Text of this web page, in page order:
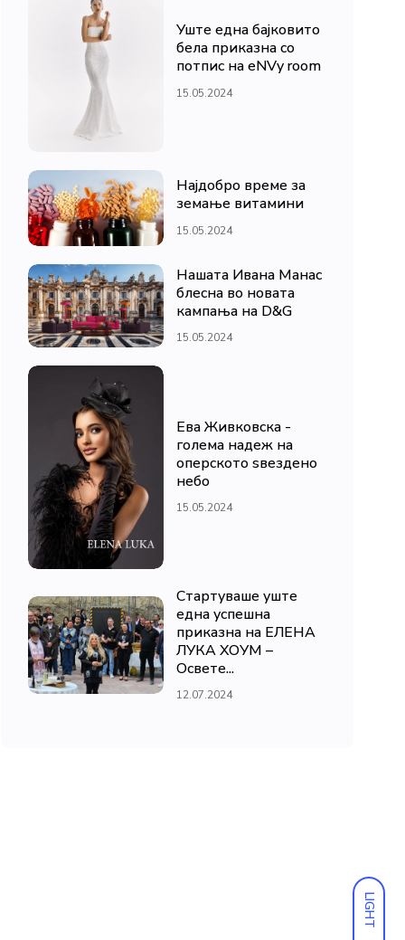
LIGHT
Уште една бајковито
бела приказна со
потпис на eNVy room
15.05.2024
Најдобро време за
земање витамини
15.05.2024
Нашата Ивана Манас
блесна во новата
кампања на D&G
15.05.2024
Ева Живковска -
голема надеж на
оперското ѕвездено
небо
15.05.2024
Стартуваше уште
една успешна
приказна на ЕЛЕНА
ЛУКА ХОУМ –
Освете...
12.07.2024